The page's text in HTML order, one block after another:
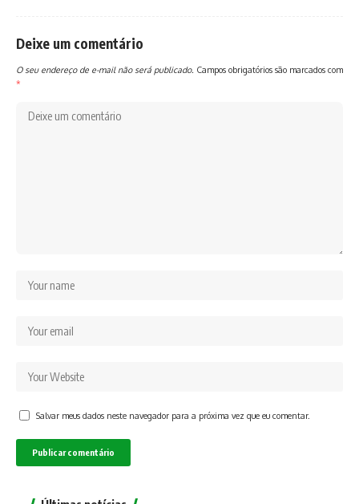
Deixe um comentário
O seu endereço de e-mail não será publicado. Campos obrigatórios são marcados com
*
Salvar meus dados neste navegador para a próxima vez que eu comentar.